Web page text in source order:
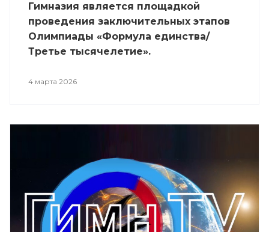
Гимназия является площадкой
проведения заключительных этапов
Олимпиады «Формула единства/
Третье тысячелетие».
4 марта 2026